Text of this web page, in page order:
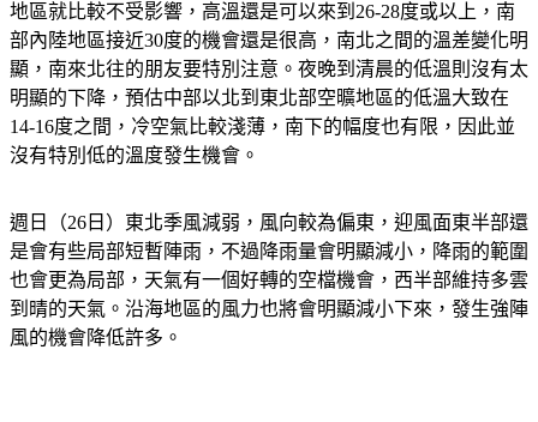
地區就比較不受影響，高溫還是可以來到26-28度或以上，南
部內陸地區接近30度的機會還是很高，南北之間的溫差變化明
顯，南來北往的朋友要特別注意。夜晚到清晨的低溫則沒有太
明顯的下降，預估中部以北到東北部空曠地區的低溫大致在
14-16度之間，冷空氣比較淺薄，南下的幅度也有限，因此並
沒有特別低的溫度發生機會。
週日（26日）東北季風減弱，風向較為偏東，迎風面東半部還
是會有些局部短暫陣雨，不過降雨量會明顯減小，降雨的範圍
也會更為局部，天氣有一個好轉的空檔機會，西半部維持多雲
到晴的天氣。沿海地區的風力也將會明顯減小下來，發生強陣
風的機會降低許多。